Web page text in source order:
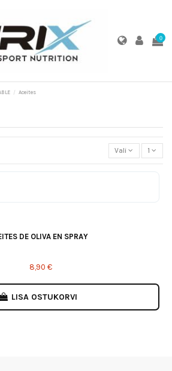
0
Aceites
Vali 1
DE OLIVA EN SPRAY
8,90 €
LISA OSTUKORVI